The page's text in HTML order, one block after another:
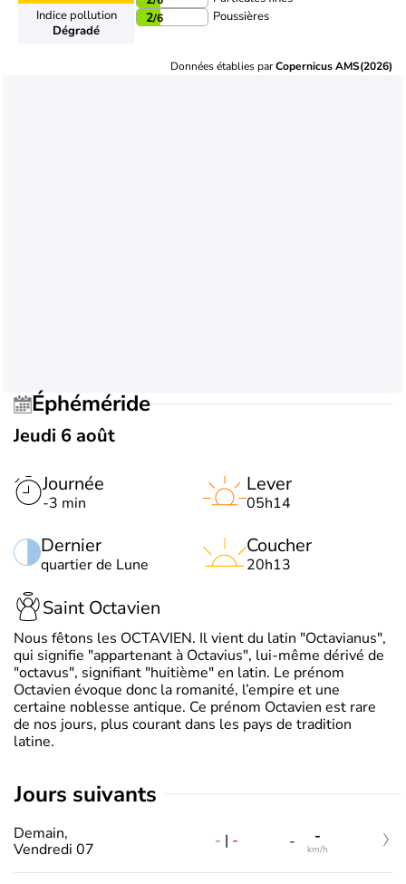
Indice pollution
Dégradé
2/6 Poussières
Données établies parCopernicus AMS(2026)
Éphéméride
Jeudi 6 août
Journée
-3 min
Dernier
quartier de Lune
Lever
05h14
Coucher
20h13
Saint Octavien
Nous fêtons les OCTAVIEN. Il vient du latin "Octavianus",
qui signifie "appartenant à Octavius", lui-même dérivé de
"octavus", signifiant "huitième" en latin. Le prénom
Octavien évoque donc la romanité, l’empire et une
certaine noblesse antique. Ce prénom Octavien est rare
de nos jours, plus courant dans les pays de tradition
latine.
jours suivants
Demain,
Vendredi 07
- | - - -
km/h